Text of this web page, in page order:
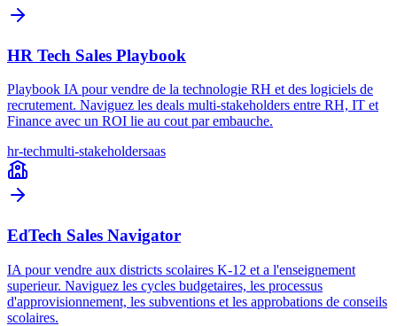
HR Tech Sales Playbook
Playbook IA pour vendre de la technologie RH et des logiciels de
recrutement. Naviguez les deals multi-stakeholders entre RH, IT et
Finance avec un ROI lie au cout par embauche.
hr-techmulti-stakeholdersaas
EdTech Sales Navigator
IA pour vendre aux districts scolaires K-12 et a l'enseignement
superieur. Naviguez les cycles budgetaires, les processus
d'approvisionnement, les subventions et les approbations de conseils
scolaires.